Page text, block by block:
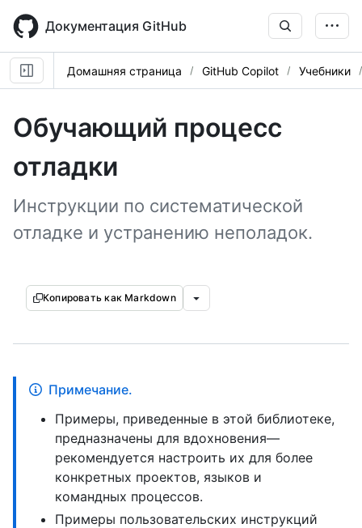
main
content
Документация GitHub
Домашняя страница GitHub Copilot Учебники
Обучающий процесс
отладки
Инструкции по систематической
отладке и устранению неполадок.
Копировать как Markdown
Примечание.
Примеры, приведенные в этой библиотеке,
предназначены для вдохновения—
рекомендуется настроить их для более
конкретных проектов, языков и
командных процессов.
Примеры пользовательских инструкций